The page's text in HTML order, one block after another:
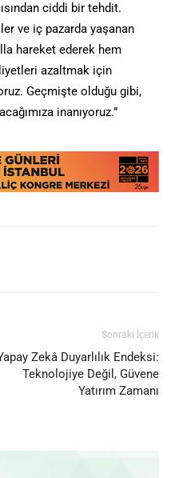
ciddi bir tehdit.
ve iç pazarda yaşanan
hareket ederek hem
azaltmak için
Geçmişte olduğu gibi,
inanıyoruz.”
Sonraki İçerik
Zekâ Duyarlılık Endeksi:
Teknolojiye Değil, Güvene
Yatırım Zamanı